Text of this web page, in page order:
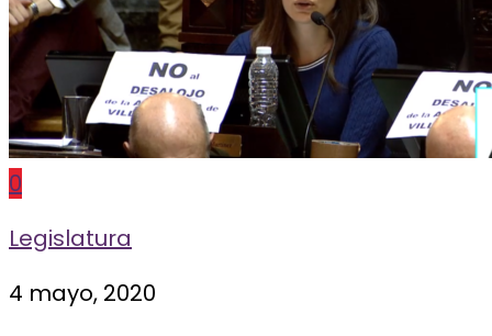
0
Legislatura
4 mayo, 2020